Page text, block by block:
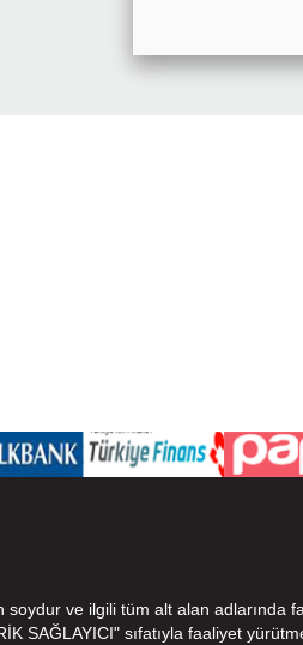
ve ilgili tüm alt alan adlarında
SAĞLAYICI" sıfatıyla faaliyet